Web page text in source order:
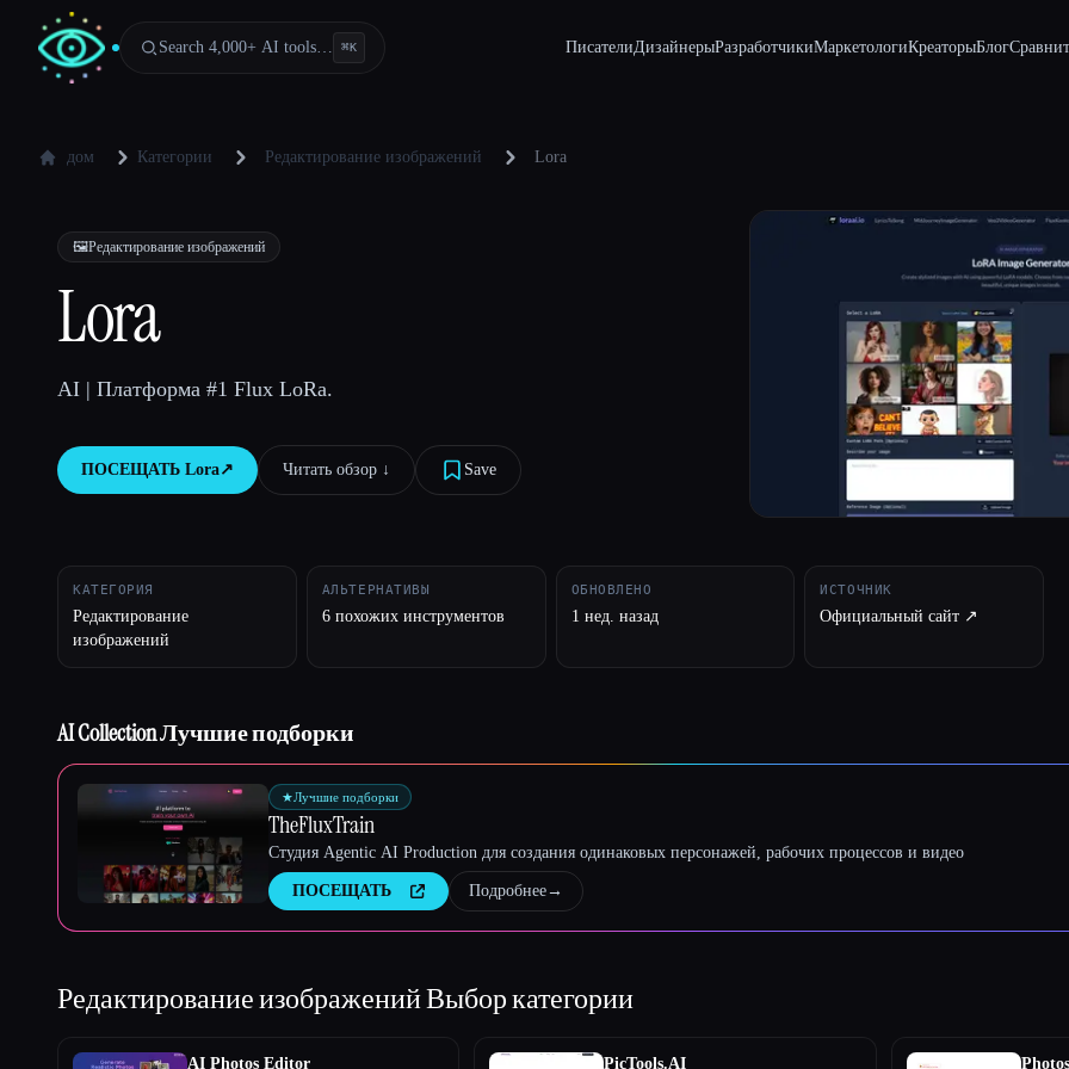
Search 4,000+ AI tools… ⌘K ПисателиДизайнерыРазработчикиМаркетологиКреаторыБлог
дом Категории Редактирование изображений Lora
🖼️Редактирование изображений
Lora
AI | Платформа #1 Flux LoRa.
ПОСЕЩАТЬ Lora↗︎ Читать обзор ↓︎ Save
КАТЕГОРИЯ
Редактирование
изображений
АЛЬТЕРНАТИВЫ
6 похожих инструментов
ОБНОВЛЕНО
1 нед. назад
ИСТОЧНИК
Официальный сайт ↗︎
AI Collection Лучшие подборки
★Лучшие подборки
TheFluxTrain
Студия Agentic AI Production для создания одинаковых персонажей, рабочих процессов и видео
ПОСЕЩАТЬ Подробнее→
Редактирование изображенийВыбор категории
AI Photos Editor PicTools.AI